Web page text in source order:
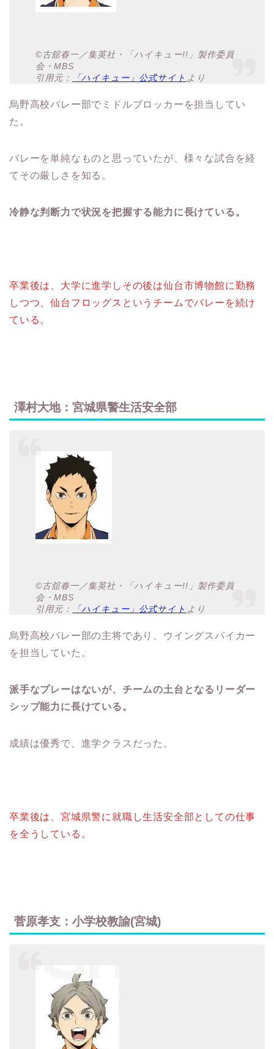
©古舘春一／集英社・「ハイキュー!!」製作委員
会・MBS
引用元：
「ハイキュー」公式サイト より
烏野高校バレー部でミドルブロッカーを担当してい
た。
バレーを単純なものと思っていたが、様々な試合を経
てその厳しさを知る。
冷静な判断力で状況を把握する能力に長けている。
卒業後は、大学に進学しその後は仙台市博物館に勤務
しつつ、仙台フロッグスというチームでバレーを続け
ている。
澤村大地：宮城県警生活安全部
©古舘春一／集英社・「ハイキュー!!」製作委員
会・MBS
引用元：
「ハイキュー」公式サイト より
烏野高校バレー部の主将であり、ウイングスパイカー
を担当していた。
派手なプレーはないが、チームの土台となるリーダー
シップ能力に長けている。
成績は優秀で、進学クラスだった。
卒業後は、宮城県警に就職し生活安全部としての仕事
を全うしている。
菅原孝支：小学校教諭(宮城)